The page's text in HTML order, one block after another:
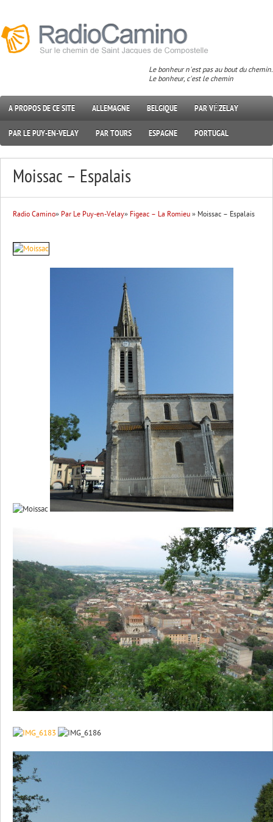
Le bonheur n'est pas au bout du chemin.
Le bonheur, c'est le chemin
A PROPOS DE CE SITE ALLEMAGNE BELGIQUE PAR VÉZELAY
PAR LE PUY-EN-VELAY PAR TOURS ESPAGNE PORTUGAL
Moissac – Espalais
Radio Camino» Par Le Puy-en-Velay» Figeac – La Romieu » Moissac – Espalais